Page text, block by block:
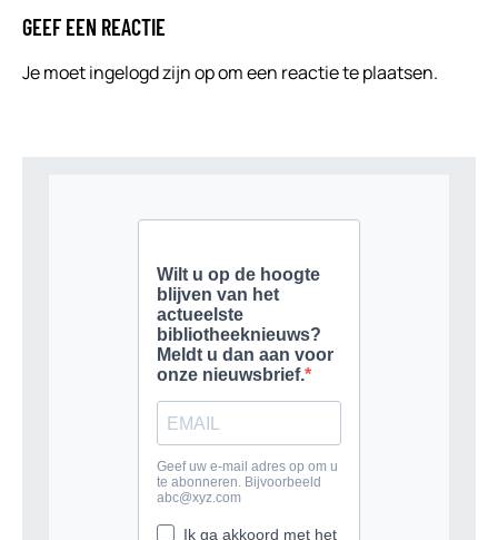
GEEF EEN REACTIE
Je moetingelogd zijn opom een reactie te plaatsen.